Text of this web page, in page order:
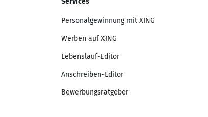
Personalgewinnung mit XING
Werben auf XING
Lebenslauf-Editor
Anschreiben-Editor
Bewerbungsratgeber